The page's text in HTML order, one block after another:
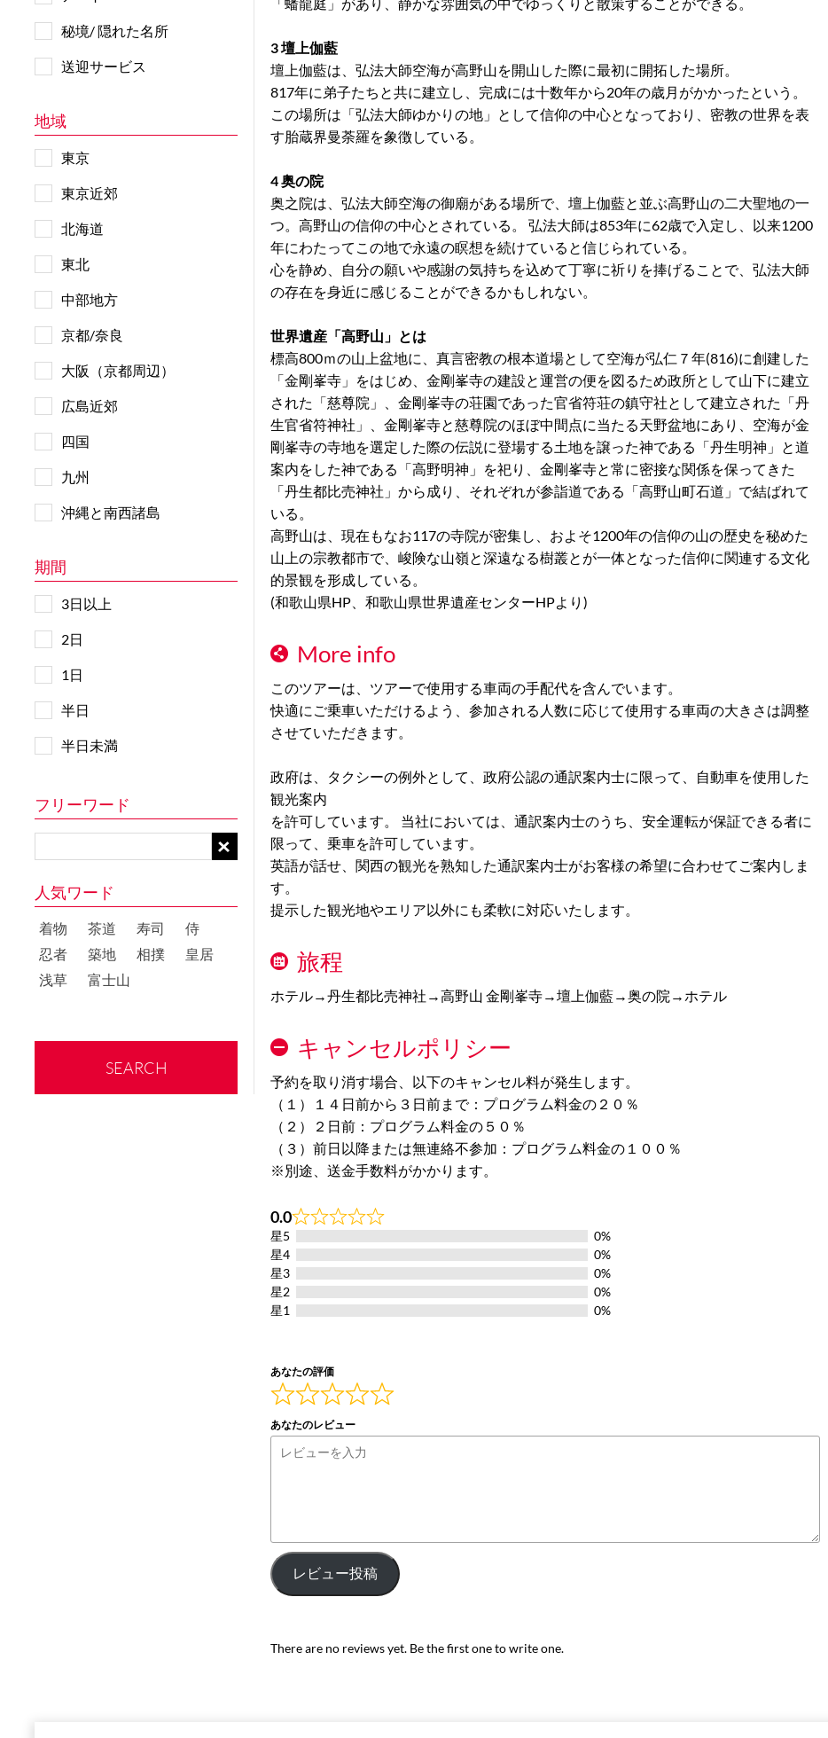
秘境/ 隠れた名所
送迎サービス
地域
東京
東京近郊
北海道
東北
中部地方
京都/奈良
大阪（京都周辺）
広島近郊
四国
九州
沖縄と南西諸島
期間
3日以上
2日
1日
半日
半日未満
フリーワード
人気ワード
着物 茶道 寿司
侍
忍者
築地 相撲
皇居
浅草
富士山
SEARCH
3 壇上伽藍
壇上伽藍は、弘法大師空海が高野山を開山した際に最初に開拓した場所。
817年に弟子たちと共に建立し、完成には十数年から20年の歳月がかかったという。
この場所は「弘法大師ゆかりの地」として信仰の中心となっており、密教の世界を表
す胎蔵界曼荼羅を象徴している。
4 奥の院
奥之院は、弘法大師空海の御廟がある場所で、壇上伽藍と並ぶ高野山の二大聖地の一
つ。高野山の信仰の中心とされている。 弘法大師は853年に62歳で入定し、以来1200
年にわたってこの地で永遠の瞑想を続けていると信じられている。
心を静め、自分の願いや感謝の気持ちを込めて丁寧に祈りを捧げることで、弘法大師
の存在を身近に感じることができるかもしれない。
世界遺産「高野山」とは
標高800ｍの山上盆地に、真言密教の根本道場として空海が弘仁７年(816)に創建した
「金剛峯寺」をはじめ、金剛峯寺の建設と運営の便を図るため政所として山下に建立
された「慈尊院」、金剛峯寺の荘園であった官省符荘の鎮守社として建立された「丹
生官省符神社」、金剛峯寺と慈尊院のほぼ中間点に当たる天野盆地にあり、空海が金
剛峯寺の寺地を選定した際の伝説に登場する土地を譲った神である「丹生明神」と道
案内をした神である「高野明神」を祀り、金剛峯寺と常に密接な関係を保ってきた
「丹生都比売神社」から成り、それぞれが参詣道である「高野山町石道」で結ばれて
いる。
高野山は、現在もなお117の寺院が密集し、およそ1200年の信仰の山の歴史を秘めた
山上の宗教都市で、峻険な山嶺と深遠なる樹叢とが一体となった信仰に関連する文化
的景観を形成している。
(和歌山県HP、和歌山県世界遺産センターHPより)
More info
このツアーは、ツアーで使用する車両の手配代を含んでいます。
快適にご乗車いただけるよう、参加される人数に応じて使用する車両の大きさは調整
させていただきます。
政府は、タクシーの例外として、政府公認の通訳案内士に限って、自動車を使用した
観光案内
を許可しています。 当社においては、通訳案内士のうち、安全運転が保証できる者に
限って、乗車を許可しています。
英語が話せ、関西の観光を熟知した通訳案内士がお客様の希望に合わせてご案内しま
す。
提示した観光地やエリア以外にも柔軟に対応いたします。
旅程
ホテル→丹生都比売神社→高野山 金剛峯寺→壇上伽藍→奥の院→ホテル
キャンセルポリシー
予約を取り消す場合、以下のキャンセル料が発生します。
（１）１４日前から３日前まで：プログラム料金の２０％
（２）２日前：プログラム料金の５０％
（３）前日以降または無連絡不参加：プログラム料金の１００％
※別途、送金手数料がかかります。
0.0
Rated
out
of
5
星5
0%
星4
0%
星3
0%
星2
0%
星1
0%
あなたの評価
あなたのレビュー
レビュー投稿
There are no reviews yet. Be the first one to write one.